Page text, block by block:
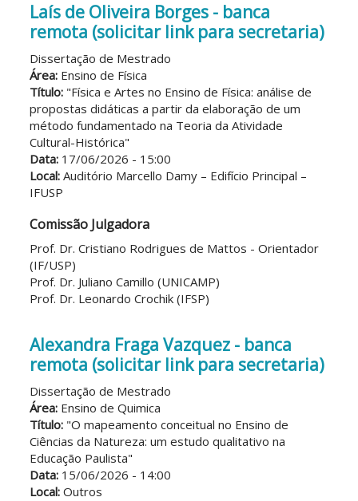
Laís de Oliveira Borges - banca
remota (solicitar link para secretaria)
Dissertação de Mestrado
Área: Ensino de Física
Título: "Física e Artes no Ensino de Física: análise de
propostas didáticas a partir da elaboração de um
método fundamentado na Teoria da Atividade
Cultural-Histórica"
Data: 17/06/2026 - 15:00
Local:Auditório Marcello Damy – Edifício Principal –
IFUSP
Comissão Julgadora
Prof. Dr. Cristiano Rodrigues de Mattos - Orientador
(IF/USP)
Prof. Dr. Juliano Camillo (UNICAMP)
Prof. Dr. Leonardo Crochik (IFSP)
Alexandra Fraga Vazquez - banca
remota (solicitar link para secretaria)
Dissertação de Mestrado
Área: Ensino de Quimica
Título: "O mapeamento conceitual no Ensino de
Ciências da Natureza: um estudo qualitativo na
Educação Paulista"
Data: 15/06/2026 - 14:00
Local:Outros